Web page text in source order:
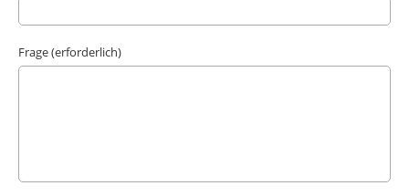
Frage (erforderlich)